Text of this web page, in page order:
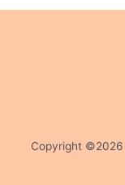
Copyright ©2026